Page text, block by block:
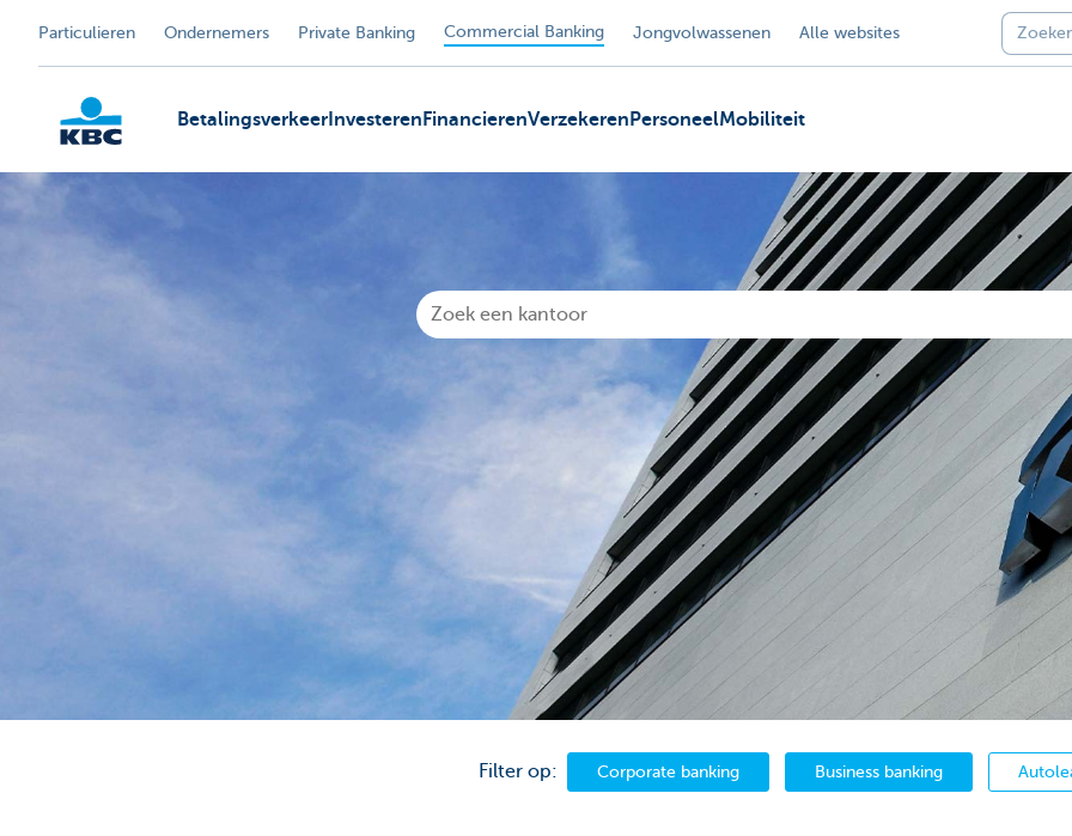
Particulieren Ondernemers Private Banking Commercial Banking Jongvolwassenen Alle websites
Betalingsverkeer Investeren FinancierenVerzekeren PersoneelMobiliteit
Onze nationale kantoren
Filter op: Corporate banking Business banking